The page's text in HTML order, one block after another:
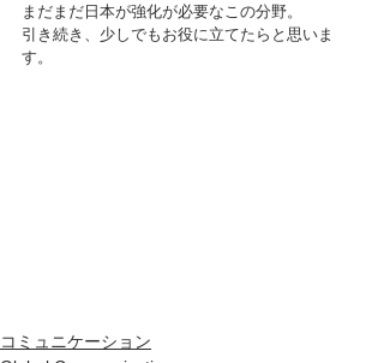
まだまだ日本が強化が必要なこの分野。
引き続き、少しでもお役に立てたらと思いま
す。
コミュニケーション